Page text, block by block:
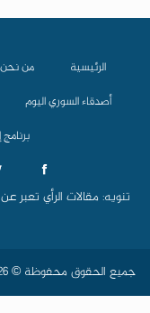
الرئيسية من نحن
أصدقاء السوري اليوم
تنويه: مقالات الرأي
جميع الحقوق محفوظة © 2026 السوري اليوم | صنع بـ